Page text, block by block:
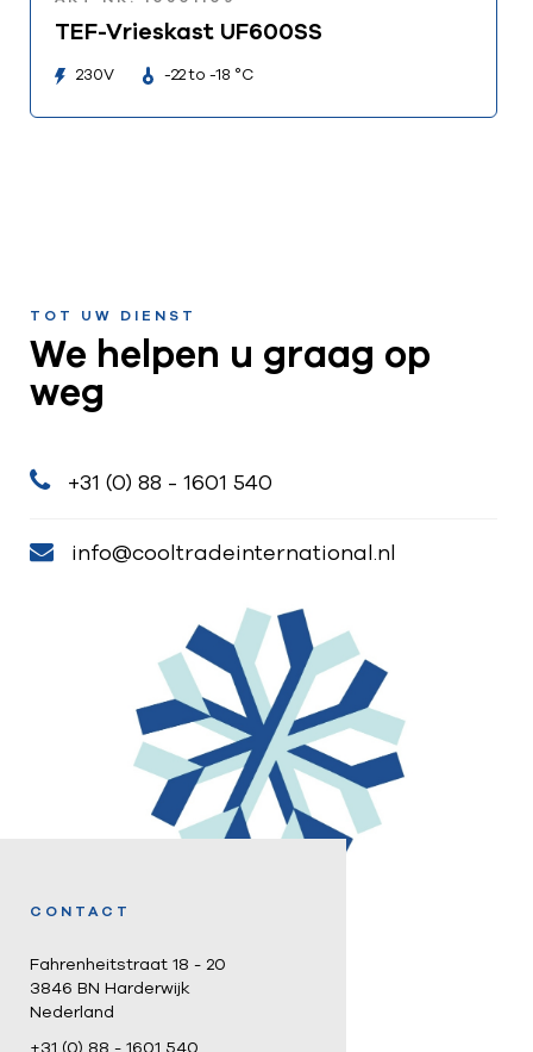
TEF-Vrieskast UF600SS
230V -22 to -18 °C
TOT UW DIENST
We helpen u graag op
weg
+31 (0) 88 - 1601 540
info@cooltradeinternational.nl
CONTACT
Fahrenheitstraat 18 - 20
3846 BN Harderwijk
Nederland
+31 (0) 88 - 1601 540